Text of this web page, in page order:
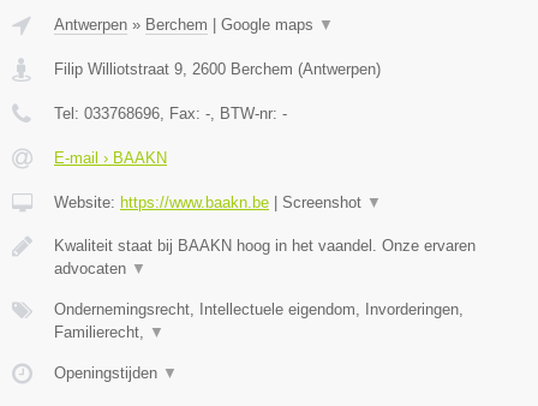
Antwerpen » Berchem Google maps ▼
Filip Williotstraat 9 2600 Berchem (Antwerpen)
Tel: 033768696 , Fax: - , BTW-nr: -
E-mail › BAAKN
Website: https://www.baakn.be Screenshot ▼
Kwaliteit staat bij BAAKN hoog in het vaandel. Onze ervaren
advocaten ▼
Ondernemingsrecht, Intellectuele eigendom, Invorderingen,
Familierecht,
▼
Openingstijden ▼